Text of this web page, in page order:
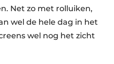
Net zo met rolluiken,
wel de hele dag in het
wel nog het zicht